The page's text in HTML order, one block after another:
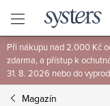
obsah
Při nákupu nad 2.000 Kč
zdarma, a přístup k
31. 8. 2026 nebo do
Magazín